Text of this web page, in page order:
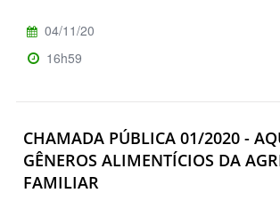
04/11/20
16h59
CHAMADA PÚBLICA 01/2020 -
GÊNEROS ALIMENTÍCIOS DA
FAMILIAR